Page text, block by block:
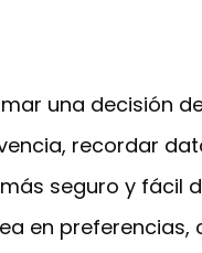
una decisión
recordar
seguro y fácil
en